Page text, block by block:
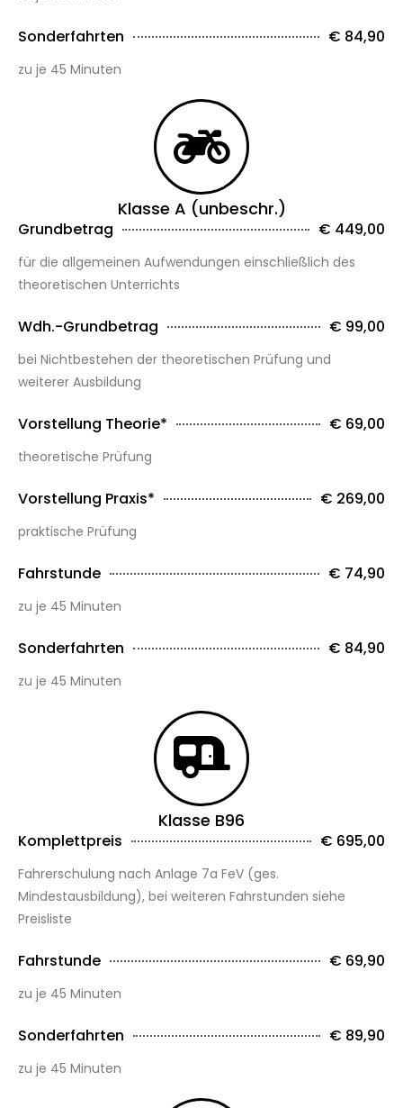
Sonderfahrten € 84,90
zu je 45 Minuten
Klasse A (unbeschr.)
Grundbetrag € 449,00
für die allgemeinen Aufwendungen einschließlich des
theoretischen Unterrichts
Wdh.-Grundbetrag € 99,00
bei Nichtbestehen der theoretischen Prüfung und
weiterer Ausbildung
Vorstellung Theorie* € 69,00
theoretische Prüfung
Vorstellung Praxis* € 269,00
praktische Prüfung
Fahrstunde € 74,90
zu je 45 Minuten
Sonderfahrten € 84,90
zu je 45 Minuten
Klasse B96
Komplettpreis € 695,00
Fahrerschulung nach Anlage 7a FeV (ges.
Mindestausbildung), bei weiteren Fahrstunden siehe
Preisliste
Fahrstunde € 69,90
zu je 45 Minuten
Sonderfahrten € 89,90
zu je 45 Minuten